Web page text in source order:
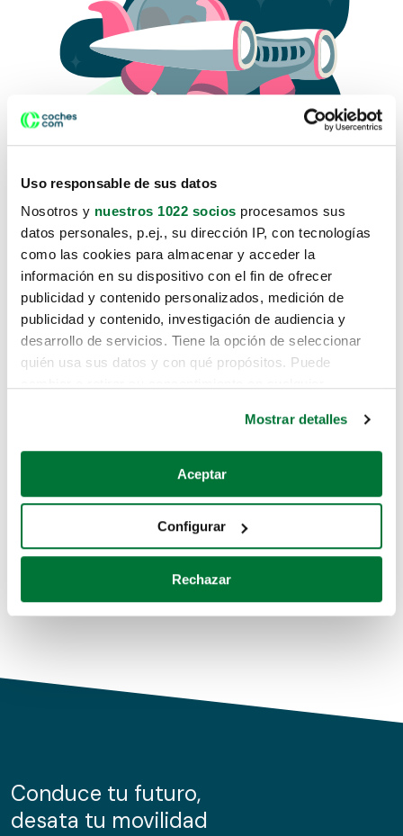
Uso responsable de sus datos
Nosotros y nuestros 1022 socios procesamos sus
datos personales, p.ej., su dirección IP, con tecnologías
como las cookies para almacenar y acceder la
información en su dispositivo con el fin de ofrecer
publicidad y contenido personalizados, medición de
publicidad y contenido, investigación de audiencia y
desarrollo de servicios. Tiene la opción de seleccionar
quién usa sus datos y con qué propósitos. Puede
Si lo permite, también quisiéramos:
Recopilar información sobre su ubicación geográfica
Identificar su dispositivo analizándolo activamente
para buscar características específicas (huellas
Obtenga más información sobre cómo se procesan sus
de cookies.
información sobre el uso que haga del sitio web con
nuestros partners de redes sociales, publicidad y análisis
Mostrar detalles
Aceptar
Configurar
Rechazar
Lo sentimos, no sabemos como
te hemos traido hasta aquí.
Pero puedes encontrar el coche que estás
buscando en alguno de estos enlaces:
Coches de segunda mano
Coches de km0
Conduce tu futuro,
desata tu movilidad